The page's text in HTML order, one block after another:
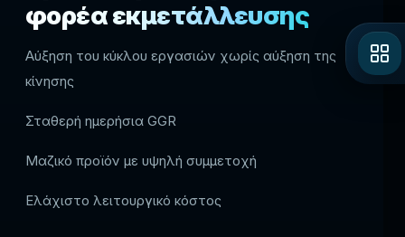
φορέα εκμετάλλευσης
Αύξηση του κύκλου εργασιών χωρίς αύξηση της
κίνησης
Σταθερή ημερήσια GGR
Μαζικό προϊόν με υψηλή συμμετοχή
Ελάχιστο λειτουργικό κόστος